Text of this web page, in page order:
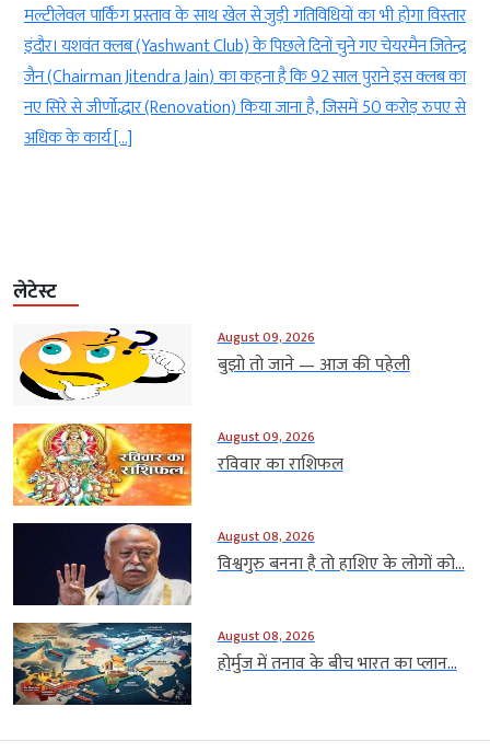
मल्टीलेवल पार्किंग प्रस्ताव के साथ खेल से जुड़ी गतिविधियों का भी होगा विस्तार
इंदौर। यशवंत क्लब (Yashwant Club) के पिछले दिनों चुने गए चेयरमैन जितेन्द्र
जैन (Chairman Jitendra Jain) का कहना है कि 92 साल पुराने इस क्लब का
नए सिरे से जीर्णोद्धार (Renovation) किया जाना है, जिसमें 50 करोड़ रुपए से
अधिक के कार्य […]
लेटेस्ट
August 09, 2026
बुझो तो जाने — आज की पहेली
August 09, 2026
रविवार का राशिफल
August 08, 2026
विश्वगुरु बनना है तो हाशिए के लोगों को...
August 08, 2026
होर्मुज में तनाव के बीच भारत का प्लान...